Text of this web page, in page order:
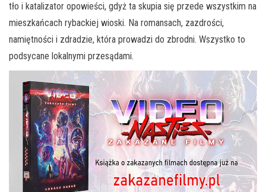
tło i katalizator opowieści, gdyż ta skupia się przede wszystkim na
mieszkańcach rybackiej wioski. Na romansach, zazdrości,
namiętności i zdradzie, która prowadzi do zbrodni. Wszystko to
podsycane lokalnymi przesądami.